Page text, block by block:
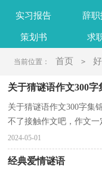
实习报告 辞职
策划书 求
当前位置： 首页 >
关于猜谜语作文300字
关于猜谜语作文300字集
不了接触作文吧，作文
述，切忌东拉西扯，主题
2024-05-01
经典爱情谜语